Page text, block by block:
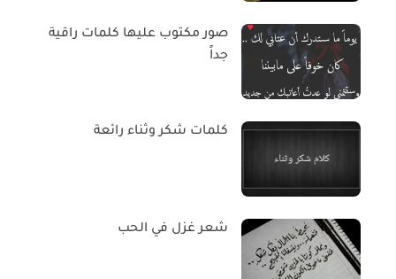
صور مكتوب عليها كلمات راقية
جداً
كلمات شكر وثناء رائعة
شعر غزل في الحب